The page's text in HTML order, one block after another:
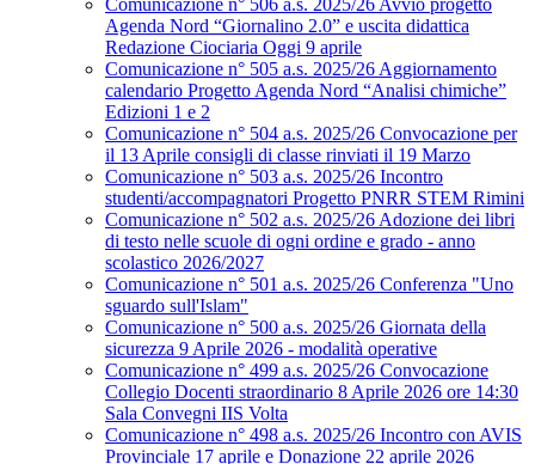
Comunicazione n° 506 a.s. 2025/26 Avvio progetto
Agenda Nord “Giornalino 2.0” e uscita didattica
Redazione Ciociaria Oggi 9 aprile
Comunicazione n° 505 a.s. 2025/26 Aggiornamento
calendario Progetto Agenda Nord “Analisi chimiche”
Edizioni 1 e 2
Comunicazione n° 504 a.s. 2025/26 Convocazione per
il 13 Aprile consigli di classe rinviati il 19 Marzo
Comunicazione n° 503 a.s. 2025/26 Incontro
studenti/accompagnatori Progetto PNRR STEM Rimini
Comunicazione n° 502 a.s. 2025/26 Adozione dei libri
di testo nelle scuole di ogni ordine e grado - anno
scolastico 2026/2027
Comunicazione n° 501 a.s. 2025/26 Conferenza "Uno
sguardo sull'Islam"
Comunicazione n° 500 a.s. 2025/26 Giornata della
sicurezza 9 Aprile 2026 - modalità operative
Comunicazione n° 499 a.s. 2025/26 Convocazione
Collegio Docenti straordinario 8 Aprile 2026 ore 14:30
Sala Convegni IIS Volta
Comunicazione n° 498 a.s. 2025/26 Incontro con AVIS
Provinciale 17 aprile e Donazione 22 aprile 2026